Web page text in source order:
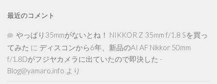
最近のコメント
やっぱり35mmがないとね！ NIKKOR Z 35mm f/1.8 Sを買っ
てみた に ディスコンから6年、新品のAI AF Nikkor 50mm
f/1.8Dがフジヤカメラに出ていたので即決した -
Blog@yamaro.info より